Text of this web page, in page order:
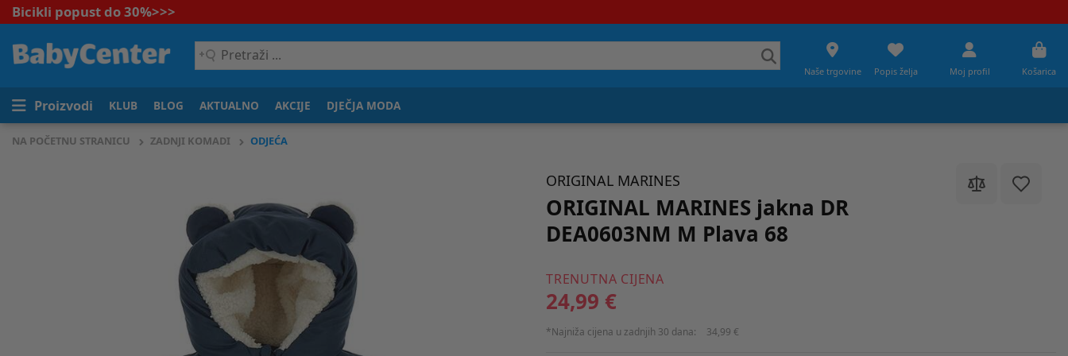
Bicikli popust do 30%>>>
Pretraži
...
Naše trgovine Popis želja Moj profil Košarica
Proizvodi KLUB BLOG AKTUALNO AKCIJE DJEČJA MODA
NA POČETNU STRANICU ZADNJI KOMADI ODJEĆA
ORIGINAL MARINES
ORIGINAL MARINES jakna DR
DEA0603NM M Plava 68
TRENUTNA CIJENA
24,99 €
*Najniža cijena u zadnjih 30 dana: 34,99 €